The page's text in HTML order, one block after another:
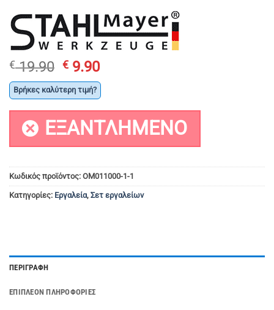
€19.90 Original
price
was:
€ 19.90.
€ 9.90Η
τρέχουσα
τιμή
είναι:
€ 9.90.
Βρήκες καλύτερη τιμή?
ΕΞΑΝΤΛΗΜΈΝΟ
Κωδικός προϊόντος: OM011000-1-1
Κατηγορίες: Εργαλεία, Σετ εργαλείων
ΠΕΡΙΓΡΑΦΉ
ΕΠΙΠΛΈΟΝ ΠΛΗΡΟΦΟΡΊΕΣ